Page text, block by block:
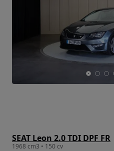
SEAT Leon 2.0 TDI DPF FR
1968 cm3 • 150 cv